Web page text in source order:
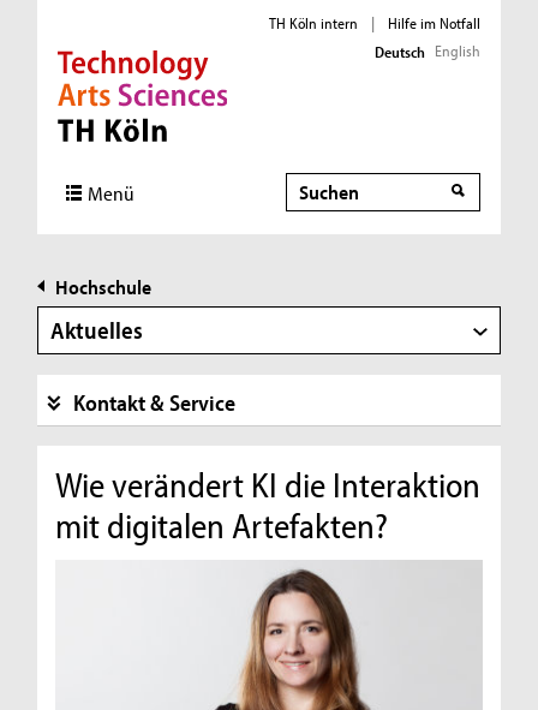
Direkt zur Hauptnavigation
Direkt zur Subnavigation
Direkt zum Inhalt
Direkt zum Fußbereich
TH Köln intern |
Hilfe im Notfall
Deutsch English
Menü Suche
Hochschule
Aktuelles
Kontakt & Service
Wie verändert KI die Interaktion
mit digitalen Artefakten?